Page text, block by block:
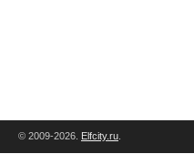
© 2009-2026. Elfcity.ru